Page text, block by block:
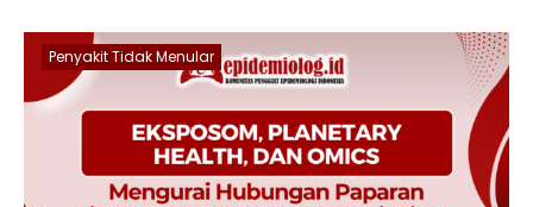
Penyakit Tidak Menular